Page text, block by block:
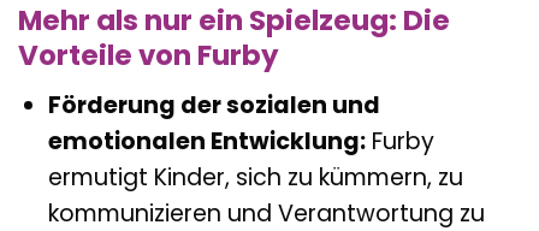
Mehr als nur ein Spielzeug: Die
Vorteile von Furby
Förderung der sozialen und
emotionalen Entwicklung:Furby
ermutigt Kinder, sich zu kümmern, zu
kommunizieren und Verantwortung zu